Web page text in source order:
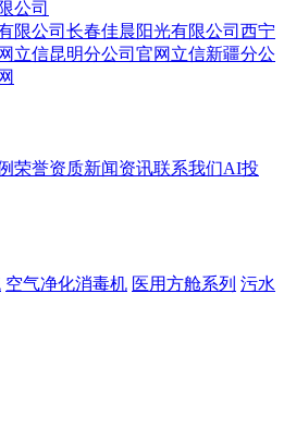
公司
限公司 长春佳晨阳光有限公司 西宁
立信昆明分公司官网 立信新疆分公
荣誉资质新闻资讯联系我们AI投
空气净化消毒机 医用方舱系列 污水